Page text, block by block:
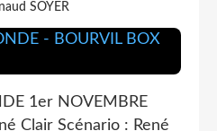
SOYER
1er NOVEMBRE
Clair Scénario : René